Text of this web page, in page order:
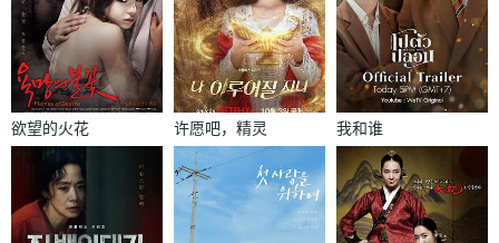
欲望的火花 许愿吧，精灵 我和谁